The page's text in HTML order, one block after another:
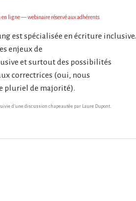
en ligne — webinaire réservé aux adhérents
est spécialisée en écriture inclusive.
enjeux de
et surtout des possibilités
correctrices (oui, nous
pluriel de majorité).
d’une discussion chapeautée par Laure Dupont.